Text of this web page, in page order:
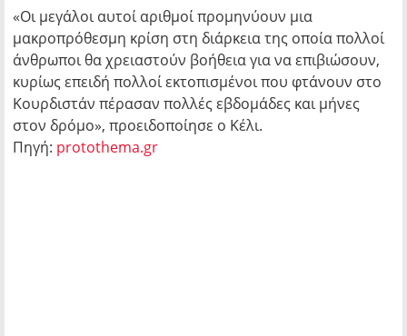
«Οι μεγάλοι αυτοί αριθμοί προμηνύουν μια
μακροπρόθεσμη κρίση στη διάρκεια της οποία πολλοί
άνθρωποι θα χρειαστούν βοήθεια για να επιβιώσουν,
κυρίως επειδή πολλοί εκτοπισμένοι που φτάνουν στο
Κουρδιστάν πέρασαν πολλές εβδομάδες και μήνες
στον δρόμο», προειδοποίησε ο Κέλι.
Πηγή: protothema.gr